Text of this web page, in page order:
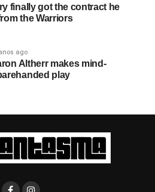
finally got the contract he
the Warriors
ago
Altherr makes mind-
play